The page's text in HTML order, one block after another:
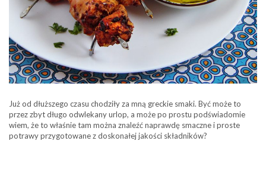
Już od dłuższego czasu chodziły za mną greckie smaki. Być może to
przez zbyt długo odwlekany urlop, a może po prostu podświadomie
wiem, że to właśnie tam można znaleźć naprawdę smaczne i proste
potrawy przygotowane z doskonałej jakości składników?